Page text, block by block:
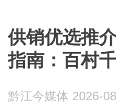
供销优选推
指南：百村
黔江今媒体 2026-